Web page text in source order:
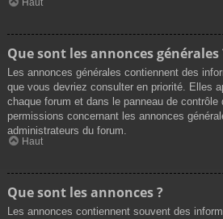
Que sont les annonces générales
Les annonces générales contiennent des
que vous devriez consulter en priorité. Elles
chaque forum et dans le panneau de contrôle
permissions concernant les annonces
administrateurs du forum.
Haut
Que sont les annonces ?
Les annonces contiennent souvent des